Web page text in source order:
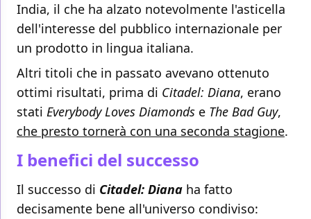
India, il che ha alzato notevolmente l'asticella
dell'interesse del pubblico internazionale per
un prodotto in lingua italiana.
Altri titoli che in passato avevano ottenuto
ottimi risultati, prima di Citadel: Diana, erano
stati Everybody Loves Diamonds e The Bad Guy,
che presto tornerà con una seconda stagione.
I benefici del successo
Il successo di Citadel: Diana ha fatto
decisamente bene all'universo condiviso: